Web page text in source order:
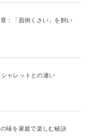
：「面倒くさい」を飼い
ャレットとの違い
味を家庭で楽しむ秘訣